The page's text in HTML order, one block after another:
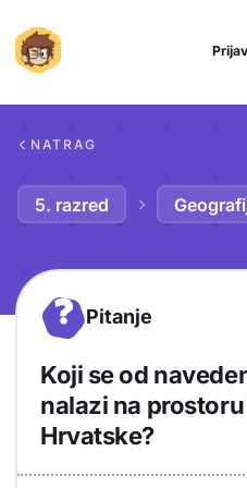
NATRAG
5. razred
? Pitanje
Koji se od
nalazi na
Hrvatske?